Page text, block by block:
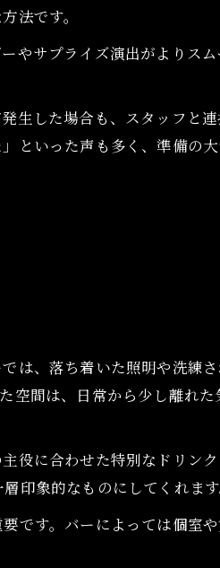
法です。
やサプライズ演出がよりスム
生した場合も、スタッフと
といった声も多く、準備の
は、落ち着いた照明や洗練さ
空間は、日常から少し離れた
役に合わせた特別なドリン
印象的なものにしてくれます
です。バーによっては個室